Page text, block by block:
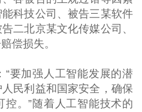
科技公司、被告三某软件
二北京某文化传媒公司、
偿损失。
加强人工智能发展的潜
民利益和国家安全，确保
控。”随着人工智能技术的